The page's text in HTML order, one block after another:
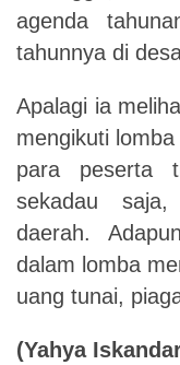
agenda
tahunnya di
Apalagi ia
mengikuti
para peserta
sekadau
daerah.
dalam lomba
uang tunai,
(Yahya